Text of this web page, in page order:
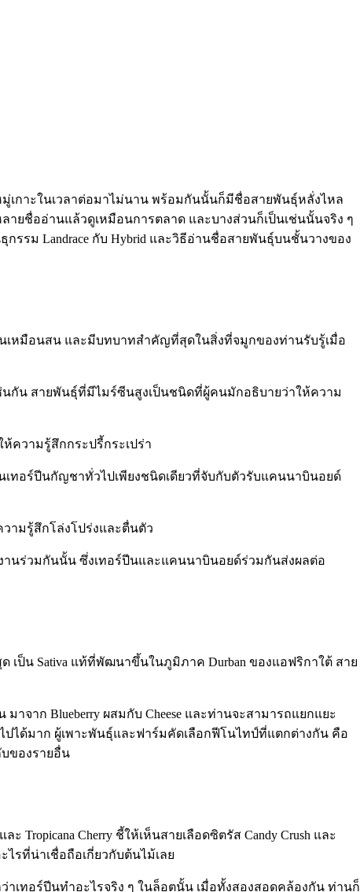
เกาะในเวลาต่อมาไม่นาน พร้อมกันนั้นก็มีชื่อสายพันธุ์หลั่งไหล
ายชื่ออ่านแล้วดูเหมือนการตลาด และบางส่วนก็เป็นเช่นนั้นจริง ๆ
รม Landrace กับ Hybrid และวิธีอ่านชื่อสายพันธุ์บนชั้นวางของ
หมือนสน และมีบทบาทสำคัญที่สุดในสิ่งที่จมูกของท่านรับรู้เมื่อ
น สายพันธุ์ที่มีไมร์ซีนสูงเป็นชนิดที่ผู้คนมักอธิบายว่าให้ความ
วามรู้สึกกระปรี้กระเปร่า
ทอร์ปีนกัญชาทั่วไปเพียงชนิดเดียวที่จับกับตัวรับแคนนาบินอยด์
ามรู้สึกโล่งโปร่งและตื่นตัว
นร่วมกันนั้น ซึ่งเทอร์ปีนและแคนนาบินอยด์ร่วมกันส่งผลต่อ
เป็น Sativa แท้ที่พัฒนาขึ้นในภูมิภาค Durban ของแอฟริกาใต้ สาย
จาก Blueberry ผสมกับ Cheese และท่านจะสามารถแยกแยะ
ได้มาก ผู้เพาะพันธุ์และฟาร์มคัดเลือกฟีโนไทป์ที่แตกต่างกัน คือ
ของรายอื่น
Cherry ชี้ให้เห็นสายเลือดซิตรัส Candy Crush และ
ไรที่น่าเชื่อถือเกี่ยวกับต้นไม้เลย
เทอร์ปีนทำอะไรจริง ๆ ในล็อตนั้น เมื่อทั้งสองสอดคล้องกัน ท่านก็